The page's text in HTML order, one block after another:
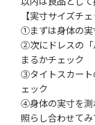
【実寸サイズチェ
①まずは身体の実
②次にドレスの「
まるかチェック
③タイトスカート
ェック
④身体の実寸を測
照らし合わせてみ